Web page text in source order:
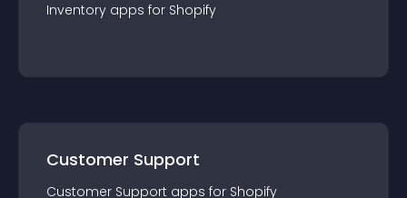
Inventory apps for Shopify
Customer Support
Customer Support apps for Shopify